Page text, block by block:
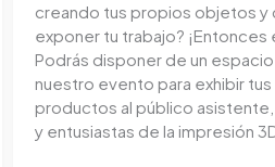
creando tus propios objetos y
exponer tu trabajo? ¡Entonces
Podrás disponer de un
nuestro evento para exhibir
productos al público
y entusiastas de la impresión